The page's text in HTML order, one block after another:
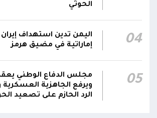
الحوثي
04
اليمن تدين استهداف
إماراتية في مضيق هرمز
05
مجلس الدفاع الوطني يعقد
ويرفع الجاهزية العسكرية
الرد الحازم على تصعيد